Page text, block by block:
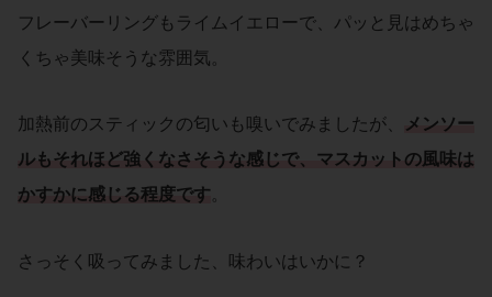
フレーバーリングもライムイエローで、パッと見はめちゃ
くちゃ美味そうな雰囲気。
加熱前のスティックの匂いも嗅いでみましたが、
メンソー
ルもそれほど強くなさそうな感じで、マスカットの風味は
かすかに感じる程度です
さっそく吸ってみました、味わいはいかに？